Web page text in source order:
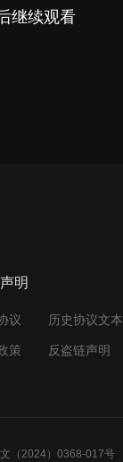
继续观看
明
议 历史协议文本
策 反盗链声明
（2024）0368-017号